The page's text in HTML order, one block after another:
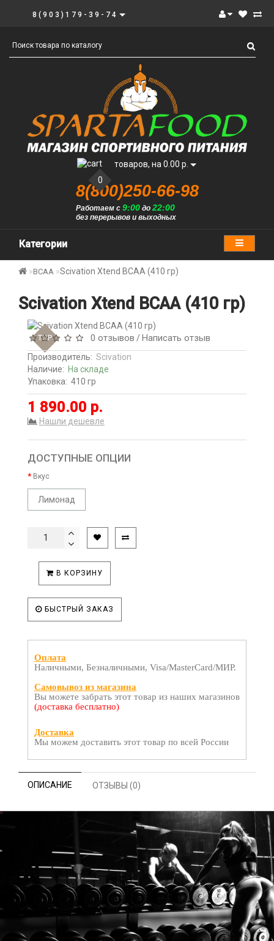
8(903)179-39-74
0
товаров, на 0.00 р.
8(800)250-66-98
Работаем с 9:00до 22:00
без перерывов и выходных
Категории
BCAA Scivation Xtend BCAA (410 гр)
Scivation Xtend BCAA (410 гр)
TOP 0 отзывов /Написать отзыв
Производитель: Scivation
Наличие: На складе
Упаковка: 410 гр
1 890.00 р.
Нашли дешевле
ДОСТУПНЫЕ ОПЦИИ
Вкус
Лимонад
В КОРЗИНУ
БЫСТРЫЙ ЗАКАЗ
Оплата
Наличными, Безналичными, Visa/MasterCard/МИР.
Самовывоз из магазина
Вы можете забрать этот товар из наших магазинов
(доставка бесплатно)
Доставка
Мы можем доставить этот товар по всей России
ОПИСАНИЕ ОТЗЫВЫ (0)